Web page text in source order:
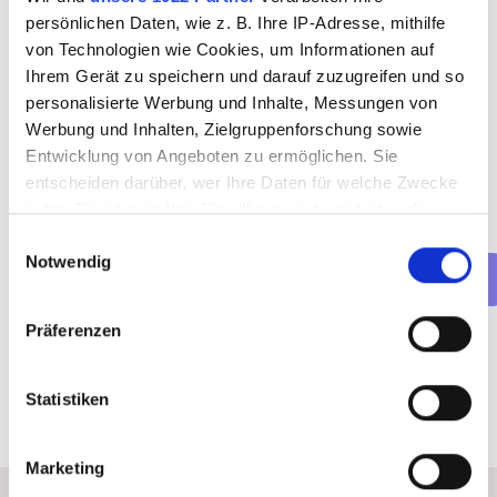
persönlichen Daten, wie z. B. Ihre IP-Adresse, mithilfe
von Technologien wie Cookies, um Informationen auf
Ihrem Gerät zu speichern und darauf zuzugreifen und so
personalisierte Werbung und Inhalte, Messungen von
Werbung und Inhalten, Zielgruppenforschung sowie
Entwicklung von Angeboten zu ermöglichen. Sie
entscheiden darüber, wer Ihre Daten für welche Zwecke
nutzt. Sie können Ihre Einwilligung jederzeit über die
Trigger Symbol ändern oder widerrufen
Informationen über Ihre geografische Lage
können
bestimmten Merkmalen (Fingerprinting) identifizieren
Erfahren Sie mehr darüber, wie Ihre persönlichen Daten
Notwendig
Präferenzen
Statistiken
Marketing
du buchen?
Vorstellungsgespräch (online)
Vorstellungsgespräch (persönlich)
Net(t)working-Event